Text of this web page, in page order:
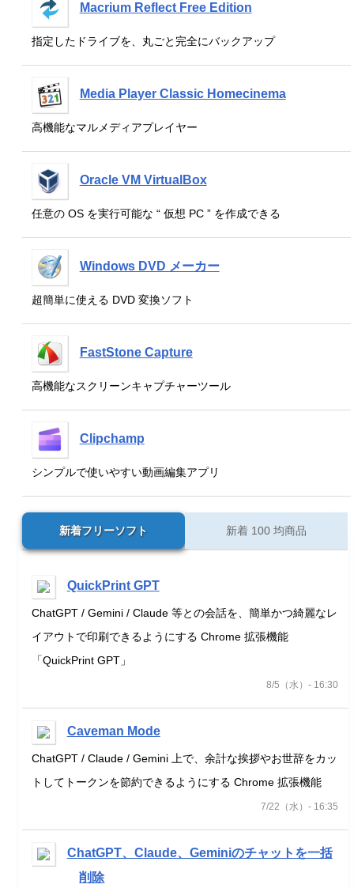
Macrium Reflect Free Edition
指定したドライブを、丸ごと完全にバックアップ
Media Player Classic Homecinema
高機能なマルメディアプレイヤー
Oracle VM VirtualBox
任意の OS を実行可能な “ 仮想 PC ” を作成できる
Windows DVD メーカー
超簡単に使える DVD 変換ソフト
FastStone Capture
高機能なスクリーンキャプチャーツール
Clipchamp
シンプルで使いやすい動画編集アプリ
新着フリーソフト 新着 100 均商品
QuickPrint GPT
ChatGPT / Gemini / Claude 等との会話を、簡単かつ綺麗なレ
イアウトで印刷できるようにする Chrome 拡張機能
「QuickPrint GPT」
8/5（水）- 16:30
Caveman Mode
ChatGPT / Claude / Gemini 上で、余計な挨拶やお世辞をカッ
トしてトークンを節約できるようにする Chrome 拡張機能
7/22（水）- 16:35
ChatGPT、Claude、Geminiのチャットを一括
削除